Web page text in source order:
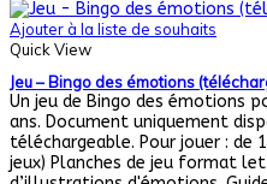
Ajouter à la liste de souhaits
Quick View
Jeu – Bingo des émotions
Un jeu de Bingo des émotions
ans. Document uniquement
téléchargeable. Pour jouer : de
jeux) Planches de jeu format